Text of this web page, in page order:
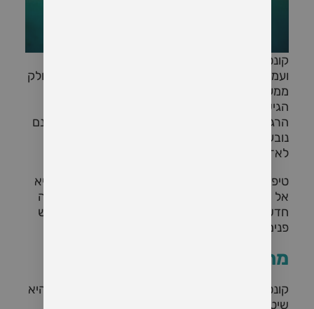
קונסטלציה משפחתית היא שיטת טיפול חווייתית
ועמוקה, המתבוננת באדם לא רק כיחיד – אלא כחלק
ממערכת משפחתית רחבה, חיה ונושמת.
הגישה יוצאת מתוך ההבנה שרבים מהקשיים
הרגשיים, הזוגיים, ההתנהגותיים והגופניים שלנו אינם
נובעים רק מחוויות אישיות – אלא מדינמיקות
לא־מודעות שעוברות במשפחה מדור לדור.
טיפול בעזרת קונסטלציה משפחתית מאפשר להביא
אל המודע את הקשרים הסמויים הללו, ליצור תנועה
חדשה במערכת – ולפנות מקום לריפוי, שקט וחופש
פנימי.
מהי קונסטלציה משפחתית?
קונסטלציה משפחתית (Family Constellation) היא
שיטה שפותחה על ידי ברט הלינגר, ומבוססת על